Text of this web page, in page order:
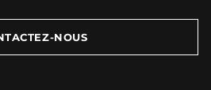
NOUS